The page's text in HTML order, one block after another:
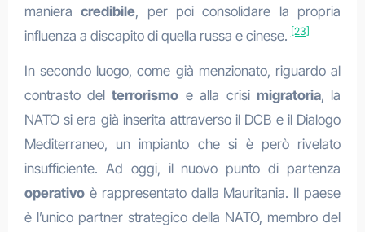
manieracredibile, per poi consolidare la propria
influenza a discapito di quella russa e cinese.[23]
In secondo luogo, come già menzionato, riguardo al
contrasto delterrorismo e alla crisi migratoria, la
NATO si era già inserita attraverso il DCB e il Dialogo
Mediterraneo, un impianto che si è però rivelato
insufficiente. Ad oggi, il nuovo punto di partenza
operativoè rappresentato dalla Mauritania. Il paese
è l’unico partner strategico della NATO, membro del